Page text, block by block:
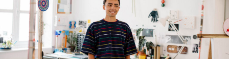
ESPACES DE PRATIQUE ARTISTIQUE ↓
Recherche